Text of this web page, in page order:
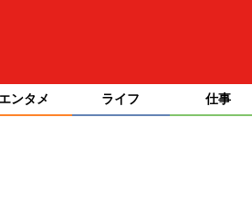
エンタメ ライフ 仕事